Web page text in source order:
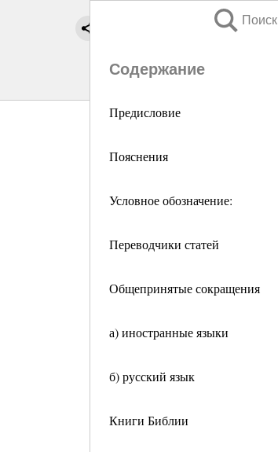
Поиск
Содержание
Предисловие
Пояснения
Условное обозначение:
Переводчики статей
Общепринятые сокращения
а) иностранные языки
б) русский язык
Книги Библии